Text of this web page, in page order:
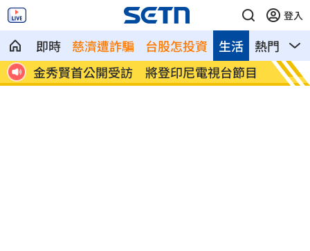
登入
即時 慈濟遭詐騙 台股怎投資 熱門 影
生活
金秀賢首公開受訪 將登印尼電視台節目 澎湖